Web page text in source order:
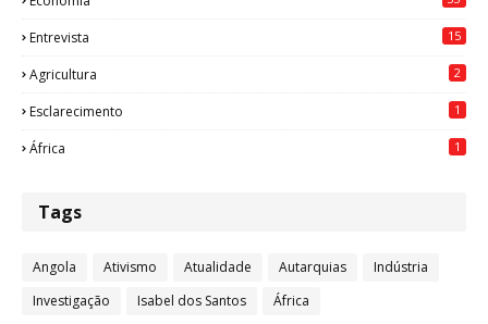
Entrevista 15
Agricultura 2
Esclarecimento 1
África 1
Tags
Angola Ativismo Atualidade Autarquias
Indústria
Investigação
Isabel dos Santos África